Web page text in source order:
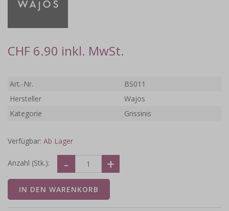
CHF 6.90 inkl. MwSt.
Art.-Nr.
BS011
Hersteller
Wajos
Kategorie
Grissinis
Verfügbar: Ab Lager
Anzahl (Stk.):